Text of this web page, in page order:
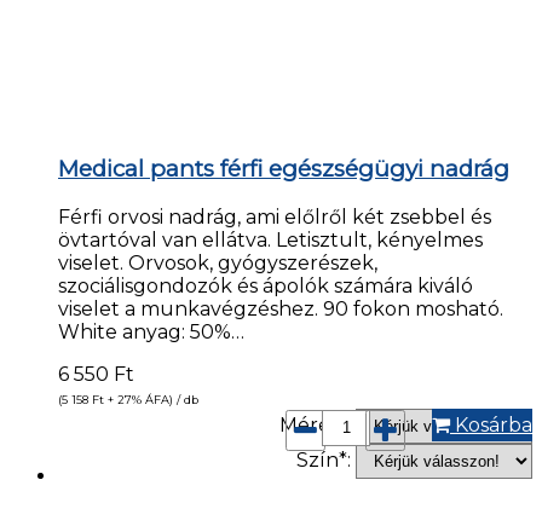
Medical pants férfi egészségügyi nadrág
Férfi orvosi nadrág, ami előlről két zsebbel és
övtartóval van ellátva. Letisztult, kényelmes
viselet. Orvosok, gyógyszerészek,
szociálisgondozók és ápolók számára kiváló
viselet a munkavégzéshez. 90 fokon mosható.
White anyag: 50%…
6 550 Ft
(5 158 Ft + 27% ÁFA) / db
Méret*:
Szín*:
Kosárba